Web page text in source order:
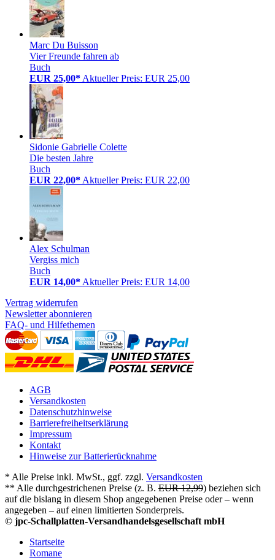
Marc Du Buisson
Vier Freunde fahren ab
Buch
EUR 25,00* Aktueller Preis: EUR 25,00
Sidonie Gabrielle Colette
Die besten Jahre
Buch
EUR 22,00* Aktueller Preis: EUR 22,00
Alex Schulman
Vergiss mich
Buch
EUR 14,00* Aktueller Preis: EUR 14,00
Vertrag widerrufen
Newsletter abonnieren
FAQ- und Hilfethemen
AGB
Versandkosten
Datenschutzhinweise
Barrierefreiheitserklärung
Impressum
Kontakt
Hinweise zur Batterierücknahme
* Alle Preise inkl. MwSt., ggf. zzgl. Versandkosten
** Alle durchgestrichenen Preise (z. B. EUR 12,99) beziehen sich
auf die bislang in diesem Shop angegebenen Preise oder – wenn
angegeben – auf einen limitierten Sonderpreis.
© jpc-Schallplatten-Versandhandelsgesellschaft mbH
Startseite
Romane